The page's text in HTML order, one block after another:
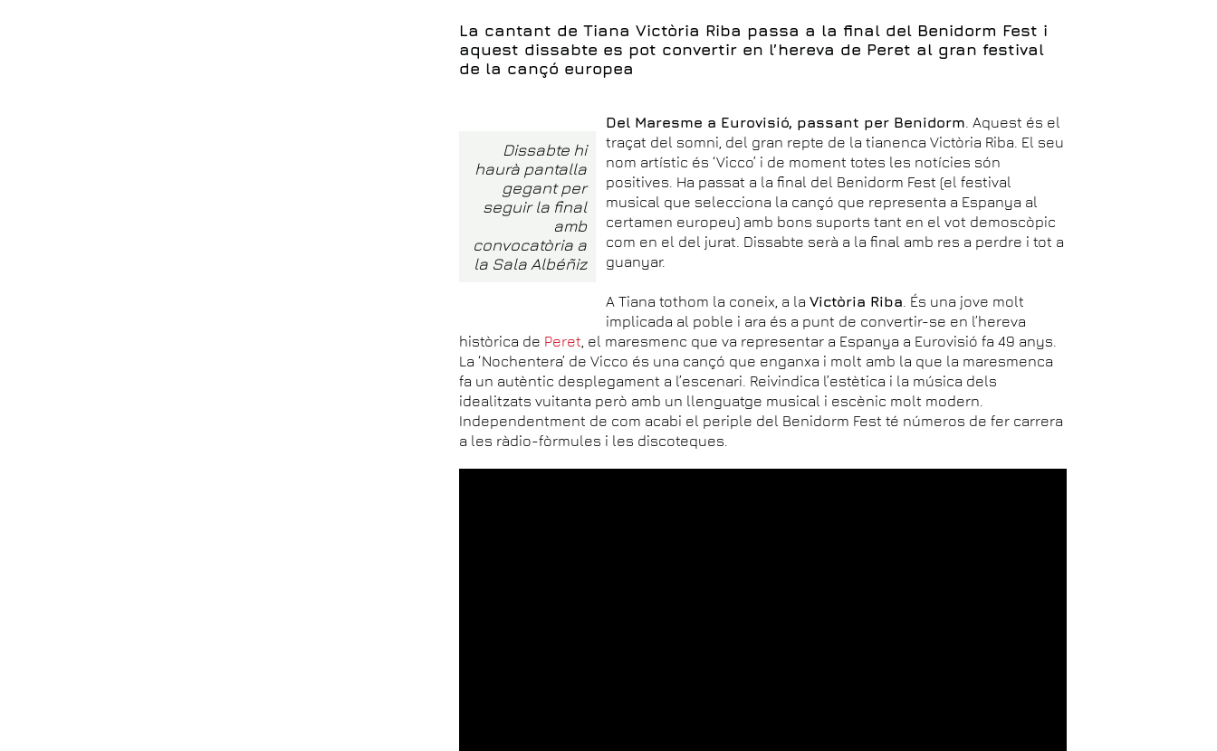
La cantant de Tiana Victòria Riba passa a la final del Benidorm Fest i
aquest dissabte es pot convertir en l’hereva de Peret al gran festival
de la cançó europea
Dissabte hi
haurà pantalla
gegant per
seguir la final
amb
convocatòria a
la Sala Albéñiz
Del Maresme a Eurovisió, passant per Benidorm . Aquest és el
traçat del somni, del gran repte de la tianenca Victòria Riba. El seu
nom artístic és ‘Vicco’ i de moment totes les notícies són
positives. Ha passat a la final del Benidorm Fest (el festival
musical que selecciona la cançó que representa a Espanya al
certamen europeu) amb bons suports tant en el vot demoscòpic
com en el del jurat. Dissabte serà a la final amb res a perdre i tot a
guanyar.
A Tiana tothom la coneix, a laVictòria Riba . És una jove molt
implicada al poble i ara és a punt de convertir-se en l’hereva
històrica de Peret , el maresmenc que va representar a Espanya a Eurovisió fa 49 anys.
La ‘Nochentera’ de Vicco és una cançó que enganxa i molt amb la que la maresmenca
fa un autèntic desplegament a l’escenari. Reivindica l’estètica i la música dels
idealitzats vuitanta però amb un llenguatge musical i escènic molt modern.
Independentment de com acabi el periple del Benidorm Fest té números de fer carrera
a les ràdio-fòrmules i les discoteques.